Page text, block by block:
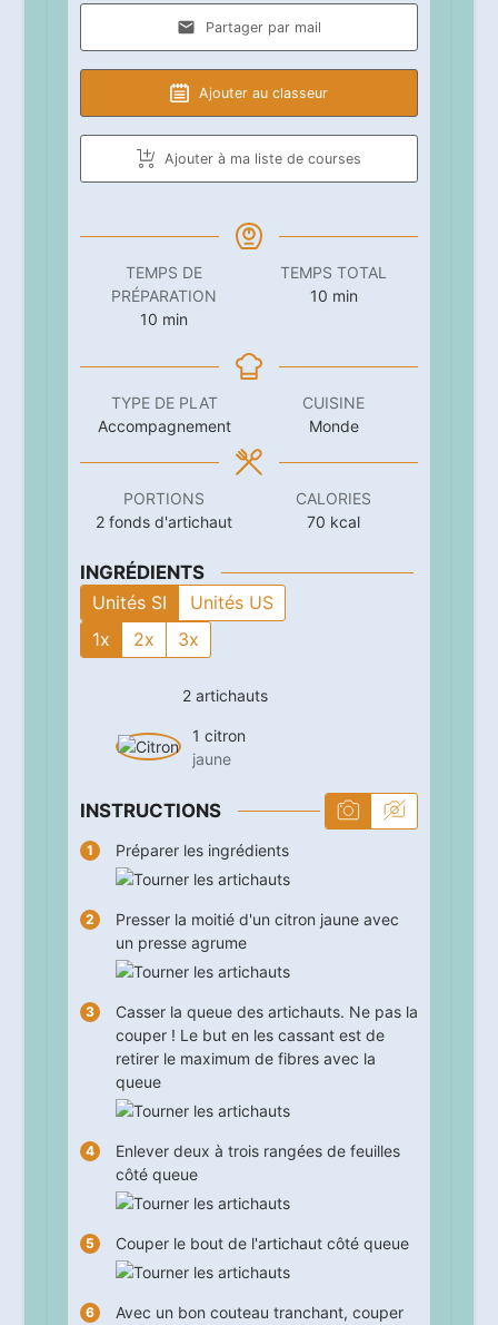
Partager par mail
Ajouter au classeur
Ajouter à ma liste de courses
TEMPS DE
PRÉPARATION
10 minutes
min
TEMPS TOTAL
10minutes
min
TYPE DE PLAT
Accompagnement
CUISINE
Monde
PORTIONS
2 fonds d'artichaut
CALORIES
70 kcal
INGRÉDIENTS
Unités SI
Unités US
1x
2x 3x
2 artichauts
1 citron
jaune
INSTRUCTIONS
Préparer les ingrédients
Presser la moitié d'un citron jaune avec
un presse agrume
Casser la queue des artichauts. Ne pas la
couper ! Le but en les cassant est de
retirer le maximum de fibres avec la
queue
Enlever deux à trois rangées de feuilles
côté queue
Couper le bout de l'artichaut côté queue
Avec un bon couteau tranchant, couper